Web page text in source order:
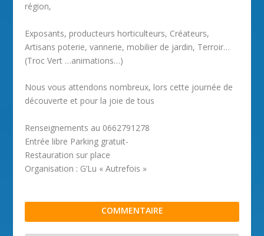
région,
Exposants, producteurs horticulteurs, Créateurs,
Artisans poterie, vannerie, mobilier de jardin, Terroir…
(Troc Vert …animations…)
Nous vous attendons nombreux, lors cette journée de
découverte et pour la joie de tous
Renseignements au 0662791278
Entrée libre Parking gratuit-
Restauration sur place
Organisation : G’Lu « Autrefois »
COMMENTAIRE